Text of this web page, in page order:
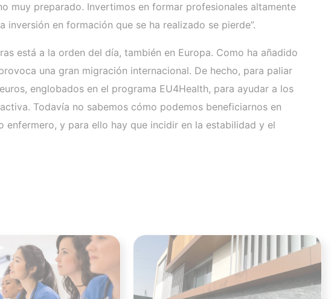
muy preparado. Invertimos en formar profesionales altamente
en formación que se ha realizado se pierde”.
está a la orden del día, también en Europa. Como ha añadido
una gran migración internacional. De hecho, para paliar
englobados en el programa EU4Health, para ayudar a los
Todavía no sabemos cómo podemos beneficiarnos en
y para ello hay que incidir en la estabilidad y el
Ver noticia Ver noticia